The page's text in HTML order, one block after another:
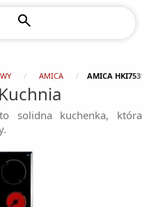
AMICA AMICA
solidna kuchenka, która